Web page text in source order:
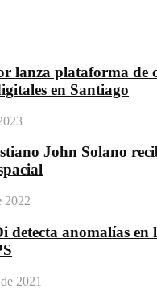
lanza plataforma de
en Santiago
John Solano
2022
detecta anomalías en
2021